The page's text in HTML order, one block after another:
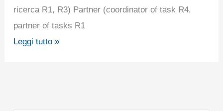
ricerca R1, R3) Partner (coordinator of task R4,
partner of tasks R1
Leggi tutto »